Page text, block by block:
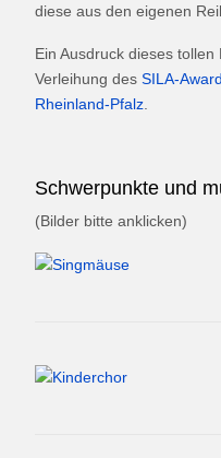
diese aus den eigenen
Ein Ausdruck dieses
Verleihung des SILA-
Rheinland-Pfalz
Schwerpunkte und
(Bilder bitte anklicken)